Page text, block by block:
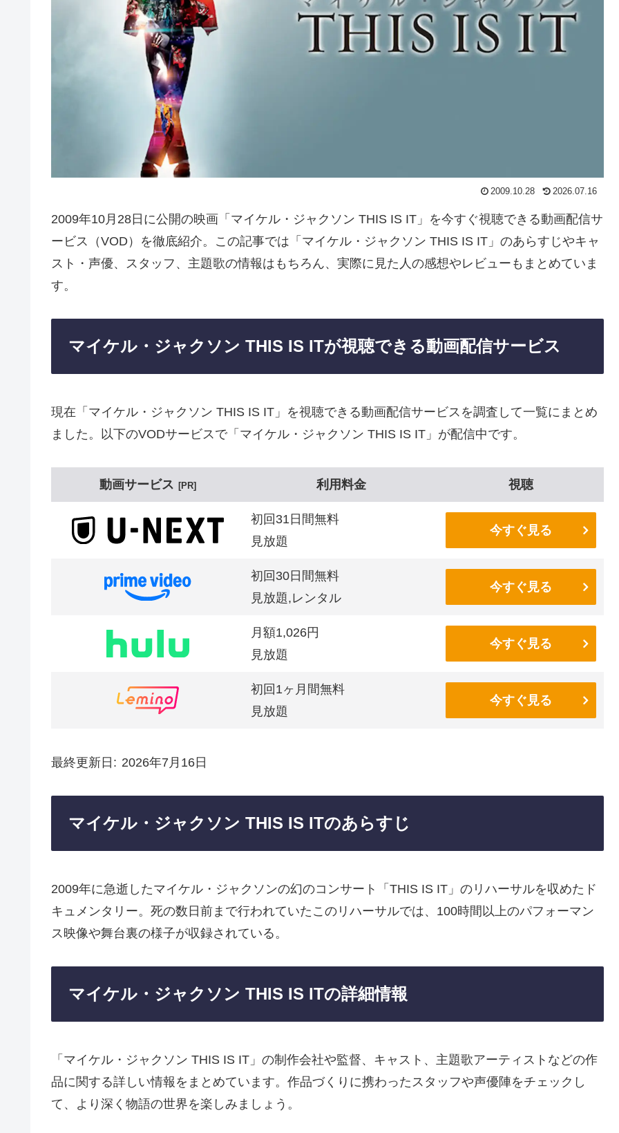
2009.10.28 2026.07.16
2009年10月28日に公開の映画「マイケル・ジャクソン THIS IS IT」を今すぐ視聴できる動画配信サ
ービス（VOD）を徹底紹介。この記事では「マイケル・ジャクソン THIS IS IT」のあらすじやキャ
スト・声優、スタッフ、主題歌の情報はもちろん、実際に見た人の感想やレビューもまとめていま
す。
マイケル・ジャクソン THIS IS ITが視聴できる動画配信サービス
現在「マイケル・ジャクソン THIS IS IT」を視聴できる動画配信サービスを調査して一覧にまとめ
ました。以下のVODサービスで「マイケル・ジャクソン THIS IS IT」が配信中です。
動画サービス PR 利用料金 視聴
初回31日間無料
見放題
今すぐ見る
初回30日間無料
見放題,レンタル
今すぐ見る
月額1,026円
見放題
今すぐ見る
初回1ヶ月間無料
見放題
今すぐ見る
最終更新日 2026年7月16日
マイケル・ジャクソン THIS IS ITのあらすじ
2009年に急逝したマイケル・ジャクソンの幻のコンサート「THIS IS IT」のリハーサルを収めたド
キュメンタリー。死の数日前まで行われていたこのリハーサルでは、100時間以上のパフォーマン
ス映像や舞台裏の様子が収録されている。
マイケル・ジャクソン THIS IS ITの詳細情報
「マイケル・ジャクソン THIS IS IT」の制作会社や監督、キャスト、主題歌アーティストなどの作
品に関する詳しい情報をまとめています。作品づくりに携わったスタッフや声優陣をチェックし
て、より深く物語の世界を楽しみましょう。